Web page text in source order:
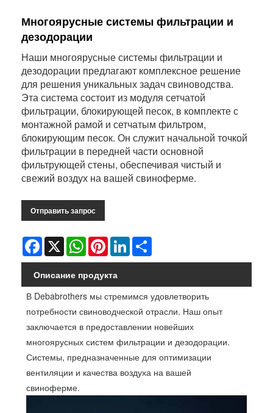
Многоярусные системы фильтрации и
дезодорации
Наши многоярусные системы фильтрации и
дезодорации предлагают комплексное решение
для решения уникальных задач свиноводства.
Эта система состоит из модуля сетчатой ​​
фильтрации, блокирующей песок, в комплекте с
монтажной рамой и сетчатым фильтром,
блокирующим песок. Он служит начальной точкой
фильтрации в передней части основной
фильтрующей стены, обеспечивая чистый и
свежий воздух на вашей свиноферме.
Отправить запрос
Facebook
X WhatsAppPinterestLinkedIn
Описание продукта
В Debabrothers мы стремимся удовлетворить
потребности свиноводческой отрасли. Наш опыт
заключается в предоставлении новейших
многоярусных систем фильтрации и дезодорации.
Системы, предназначенные для оптимизации
вентиляции и качества воздуха на вашей
свиноферме.